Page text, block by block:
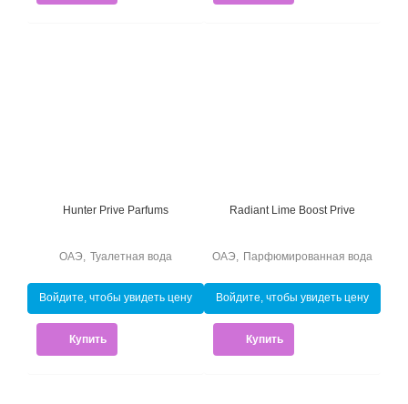
Hunter Prive Parfums
Туалетная вода
ОАЭ
Войдите, чтобы увидеть цену
Купить
Radiant Lime Boost Prive
Парфюмированная вода
ОАЭ
Войдите, чтобы увидеть цену
Купить